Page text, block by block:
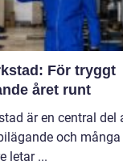
För tryggt
året runt
är en central del
och många
letar ...